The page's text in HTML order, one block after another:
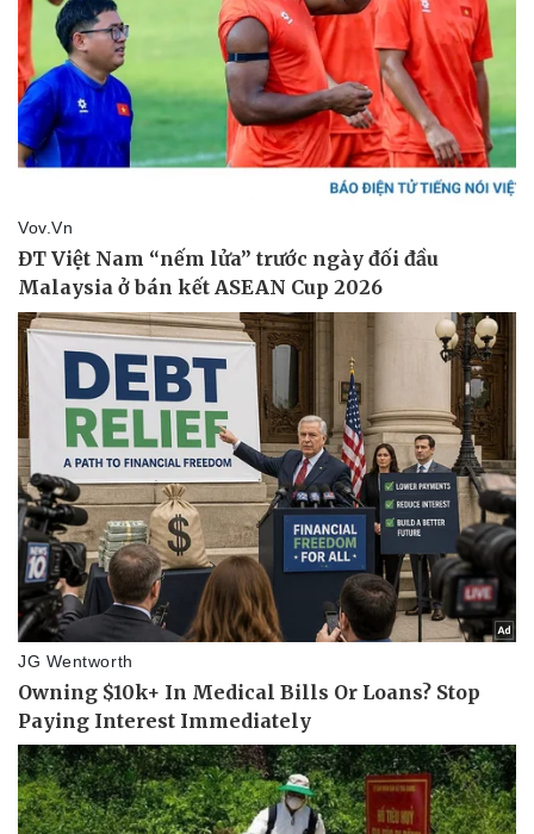
Pháp luật
Vụ án
Tin nóng
Tư vấn luật
Quân sự - Quốc phòng
Vũ khí
Việt Nam
Phân tích